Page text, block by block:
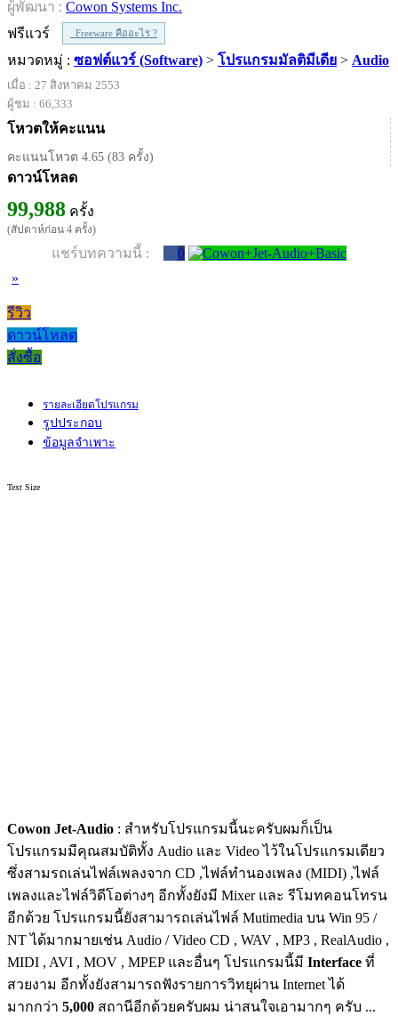
ผู้พัฒนา : Cowon Systems Inc.
ฟรีแวร์
Freeware คืออะไร ?
หมวดหมู่ : ซอฟต์แวร์ (Software) > โปรแกรมมัลติมีเดีย > Audio
เมื่อ : 27 สิงหาคม 2553
ผู้ชม : 66,333
โหวตให้คะแนน
คะแนนโหวต 4.65 (83 ครั้ง)
ดาวน์โหลด
99,988 ครั้ง
(สัปดาห์ก่อน 4 ครั้ง)
แชร์บทความนี้ :
0
»
รีวิว
ดาวน์โหลด
สั่งซื้อ
รายละเอียดโปรแกรม
รูปประกอบ
ข้อมูลจำเพาะ
Text Size
Cowon Jet-Audio : สำหรับโปรแกรมนี้นะครับผมก็เป็น
โปรแกรมมีคุณสมบัติทั้ง Audio และ Video ไว้ในโปรแกรมเดียว
ซึ่งสามรถเล่นไฟล์เพลงจาก CD ,ไฟล์ทำนองเพลง (MIDI) ,ไฟล์
เพลงและไฟล์วิดีโอต่างๆ อีกทั้งยังมี Mixer และ รีโมทคอนโทรน
อีกด้วย โปรแกรมนี้ยังสามารถเล่นไฟล์ Mutimedia บน Win 95 /
NT ได้มากมายเช่น Audio / Video CD , WAV , MP3 , RealAudio ,
MIDI , AVI , MOV , MPEP และอื่นๆ โปรแกรมนี้มี Interface ที่
สวยงาม อีกทั้งยังสามารถฟังรายการวิทยุผ่าน Internet ได้
มากกว่า 5,000 สถานีอีกด้วยครับผม น่าสนใจเอามากๆ ครับ ...